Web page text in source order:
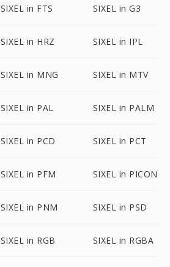
SIXEL in FTS SIXEL in G3
SIXEL in HRZ SIXEL in IPL
SIXEL in MNG SIXEL in MTV
SIXEL in PAL SIXEL in PALM
SIXEL in PCD SIXEL in PCT
SIXEL in PFM SIXEL in PICON
SIXEL in PNM SIXEL in PSD
SIXEL in RGB SIXEL in RGBA